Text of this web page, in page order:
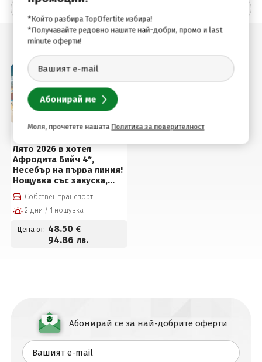
Удобства в хотела
Оферти с този хотел
Лято 2026 в хотел
Афродита Бийч 4*,
Несебър на първа линия!
Нощувка със закуска,
възможност за вечеря +
външен басейн, детски
кът и паркинг на цени от
48,50 € на човек
Собствен транспорт
2 дни / 1 нощувка
Цена от: 48.50 €
94.86 лв.
Абонирай се за най-добрите оферти
*Който разбира TopOfertite избира!
*Получавайте редовно нашите най-добри, промо и last
minute оферти!
Моля, прочетете нашата Политика за поверителност